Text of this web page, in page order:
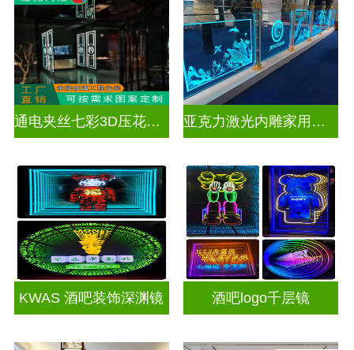
通电夹丝七彩3D压花激光内雕玻璃 亚克力激光内雕家用玄关隔断
KWAS 酒吧装饰深渊镜 酒吧logo千层镜